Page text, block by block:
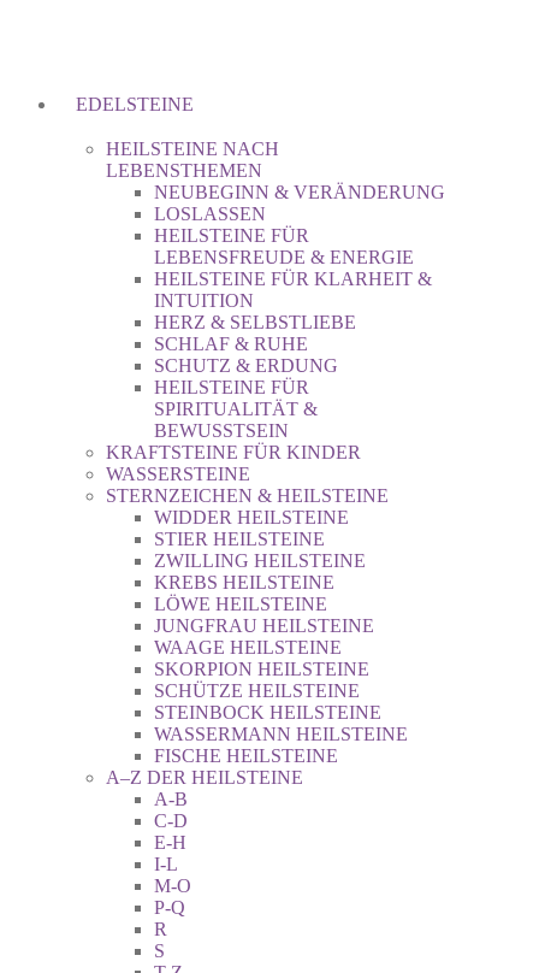
EDELSTEINE
HEILSTEINE NACH
LEBENSTHEMEN
NEUBEGINN & VERÄNDERUNG
LOSLASSEN
HEILSTEINE FÜR
LEBENSFREUDE & ENERGIE
HEILSTEINE FÜR KLARHEIT &
INTUITION
HERZ & SELBSTLIEBE
SCHLAF & RUHE
SCHUTZ & ERDUNG
HEILSTEINE FÜR
SPIRITUALITÄT &
BEWUSSTSEIN
KRAFTSTEINE FÜR KINDER
WASSERSTEINE
STERNZEICHEN & HEILSTEINE
WIDDER HEILSTEINE
STIER HEILSTEINE
ZWILLING HEILSTEINE
KREBS HEILSTEINE
LÖWE HEILSTEINE
JUNGFRAU HEILSTEINE
WAAGE HEILSTEINE
SKORPION HEILSTEINE
SCHÜTZE HEILSTEINE
STEINBOCK HEILSTEINE
WASSERMANN HEILSTEINE
FISCHE HEILSTEINE
A–Z DER HEILSTEINE
A-B
C-D
E-H
I-L
M-O
P-Q
R
S